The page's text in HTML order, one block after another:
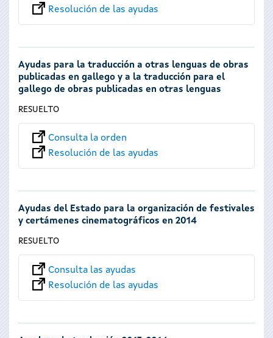
Resolución de las ayudas
Ayudas para la traducción a otras lenguas de obras
publicadas en gallego y a la traducción para el
gallego de obras publicadas en otras lenguas
RESUELTO
Consulta la orden
Resolución de las ayudas
Ayudas del Estado para la organización de festivales
y certámenes cinematográficos en 2014
RESUELTO
Consulta las ayudas
Resolución de las ayudas